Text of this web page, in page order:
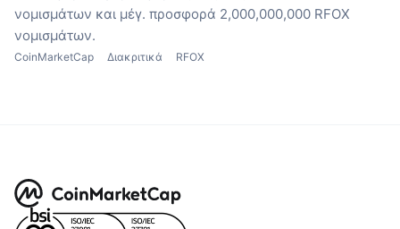
νομισμάτων και μέγ. προσφορά 2,000,000,000 RFOX
νομισμάτων.
CoinMarketCap Διακριτικά RFOX